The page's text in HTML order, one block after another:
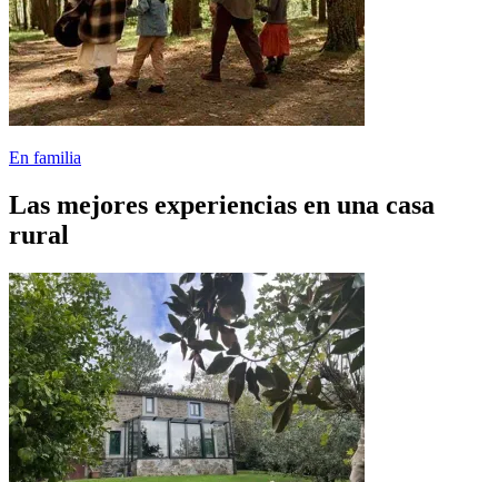
En familia
Las mejores experiencias en una casa
rural